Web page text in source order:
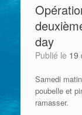
day
Publié le 19
Samedi
poubelle et
ramasser.